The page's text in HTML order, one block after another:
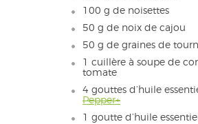
100 g de noisettes
50 g de noix de cajou
50 g de graines de
1 cuillère à soupe de
tomate
4 gouttes d’huile
Pepper+
1 goutte d’huile